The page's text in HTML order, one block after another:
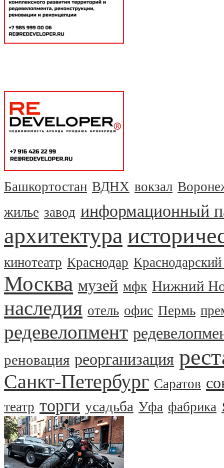
Башкортостан ВДНХ вокзал
жилье завод информационный
архитектура
кинотеатр Краснодар
Москва музей мфк Нижний
наследия отель офис Пермь
редевелопмент
реновация реорганизация
Санкт-Петербург Саратов
театр торги усадьба Уфа фабрика